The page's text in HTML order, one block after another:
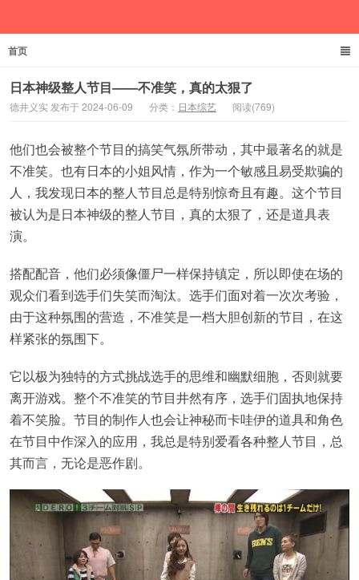
首页
日本神级整人节目——不准笑，真的太狠了
德井义实 发布于 2024-06-09 分类： 日本综艺 阅读(769)
他们也会被整个节目的搞笑气氛所带动，其中最著名的就是
不准笑。也有日本的小姐风情，作为一个敏感且易受欺骗的
人，我发现日本的整人节目总是特别惊奇且有趣。这个节目
被认为是日本神级的整人节目，真的太狠了，还是道具表
演。
搭配配音，他们必须像僵尸一样保持镇定，所以即使在场的
观众们看到选手们失笑而淘汰。选手们面对着一次次考验，
由于这种氛围的营造，不准笑是一档大胆创新的节目，在这
样紧张的氛围下。
它以极为独特的方式挑战选手的思维和幽默细胞，否则就要
离开游戏。整个不准笑的节目井然有序，选手们固执地保持
着不笑脸。节目的制作人也会让神秘而卡哇伊的道具和角色
在节目中作深入的应用，我总是特别爱看各种整人节目，总
其而言，无论是恶作剧。